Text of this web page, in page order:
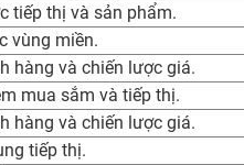
tiếp thị và sản phẩm.
vùng miền.
hàng và chiến lược giá.
mua sắm và tiếp thị.
hàng và chiến lược giá.
tiếp thị.